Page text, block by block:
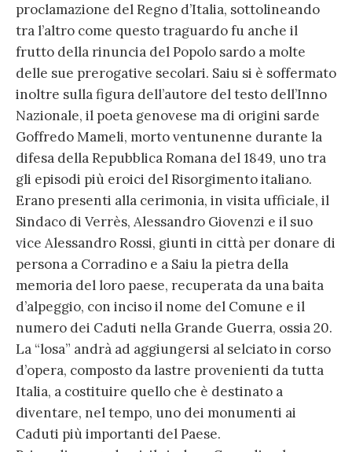
proclamazione del Regno d’Italia, sottolineando
tra l’altro come questo traguardo fu anche il
frutto della rinuncia del Popolo sardo a molte
delle sue prerogative secolari. Saiu si è soffermato
inoltre sulla figura dell’autore del testo dell’Inno
Nazionale, il poeta genovese ma di origini sarde
Goffredo Mameli, morto ventunenne durante la
difesa della Repubblica Romana del 1849, uno tra
gli episodi più eroici del Risorgimento italiano.
Erano presenti alla cerimonia, in visita ufficiale, il
Sindaco di Verrès, Alessandro Giovenzi e il suo
vice Alessandro Rossi, giunti in città per donare di
persona a Corradino e a Saiu la pietra della
memoria del loro paese, recuperata da una baita
d’alpeggio, con inciso il nome del Comune e il
numero dei Caduti nella Grande Guerra, ossia 20.
La “losa” andrà ad aggiungersi al selciato in corso
d’opera, composto da lastre provenienti da tutta
Italia, a costituire quello che è destinato a
diventare, nel tempo, uno dei monumenti ai
Caduti più importanti del Paese.